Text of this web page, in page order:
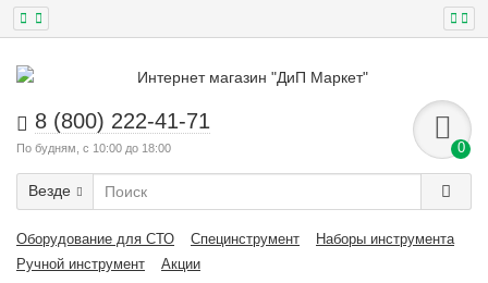
8 (800) 222-41-71
По будням, с 10:00 до 18:00 0
Везде
Оборудование для СТО Специнструмент
Наборы инструмента
Ручной инструмент
Акции